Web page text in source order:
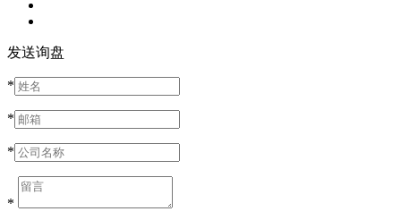
发送询盘
*
*
*
*